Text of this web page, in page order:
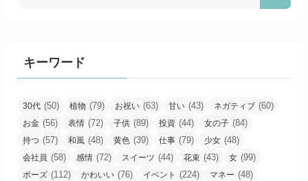
キーワード
30代 (50) 植物 (79) お祝い (63) 甘い (43) ネガティブ (60)
お金 (56) 表情 (72) 子供 (89) 投資 (44) 女の子 (84)
持つ (57) 和風 (48) 黄色 (39) 仕事 (79) 少女 (48)
会社員 (58) 感情 (72) スイーツ (44) 花束 (43) 女 (99)
ポーズ (112) かわいい (76) イベント (224) マネー (48)